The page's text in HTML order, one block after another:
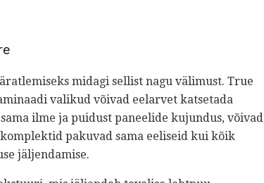
midagi sellist nagu välimust. True
valikud võivad eelarvet katsetada
ilme ja puidust paneelide kujundus, võivad
pakuvad sama eeliseid kui kõik
jäljendamise.